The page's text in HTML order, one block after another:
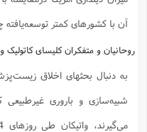
آن با کشورهای کمتر
روحانیان و متفکران کلیسای کاتولیک
به دنبال بحثهای اخلاق
شبیه‌سازی و باروری غیرطبیعی